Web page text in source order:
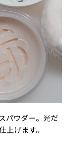
パウダー。光だ
上げます。